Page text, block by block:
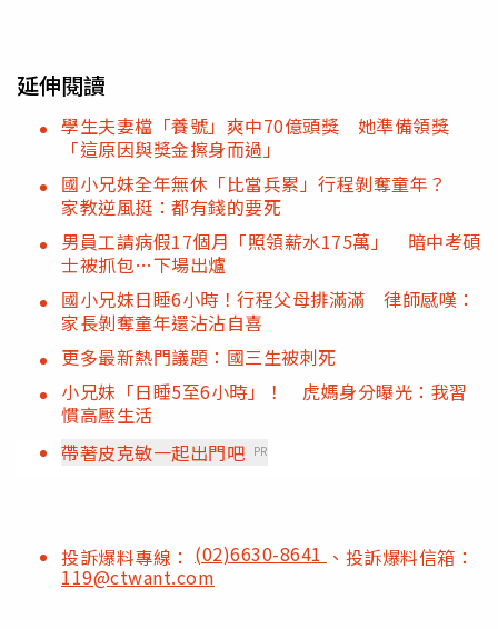
延伸閱讀
學生夫妻檔「養號」爽中70億頭獎 她準備領獎
「這原因與獎金擦身而過」
國小兄妹全年無休「比當兵累」行程剝奪童年？
家教逆風挺：都有錢的要死
男員工請病假17個月「照領薪水175萬」 暗中考碩
士被抓包…下場出爐
國小兄妹日睡6小時！行程父母排滿滿 律師感嘆：
家長剝奪童年還沾沾自喜
更多最新熱門議題：國三生被刺死
小兄妹「日睡5至6小時」！ 虎媽身分曝光：我習
慣高壓生活
帶著皮克敏一起出門吧 PR
投訴爆料專線： (02)6630-8641 、投訴爆料信箱：
119@ctwant.com